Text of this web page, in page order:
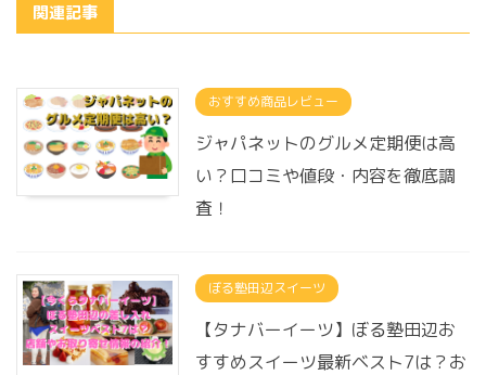
関連記事
おすすめ商品レビュー
ジャパネットのグルメ定期便は高
い？口コミや値段・内容を徹底調
査！
ぼる塾田辺スイーツ
【タナバーイーツ】ぼる塾田辺お
すすめスイーツ最新ベスト7は？お